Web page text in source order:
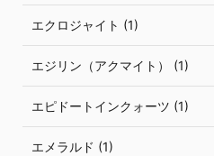
エクロジャイト (1)
エジリン（アクマイト） (1)
エピドートインクォーツ (1)
エメラルド (1)